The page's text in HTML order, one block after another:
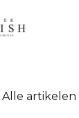
Alle artikelen